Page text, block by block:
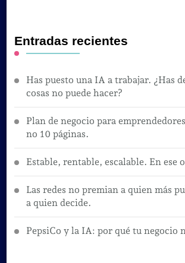
Entradas recientes
Has puesto una IA a trabajar. ¿Has
cosas no puede hacer?
Plan de negocio para
no 10 páginas.
Estable, rentable, escalable. En ese
Las redes no premian a quien más
a quien decide.
PepsiCo y la IA: por qué tu negocio